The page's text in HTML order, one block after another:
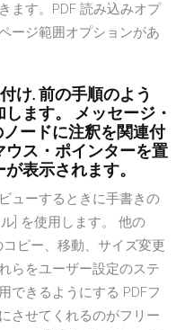
ます。PDF 読み込みオプ
ージ範囲オプションがあ
け. 前の手順のよう
ます。 メッセージ・
ードに注釈を関連付
ス・ポインターを置
表示されます。
ューするときに手書きの
] を使用します。 他の
ピー、移動、サイズ変更
らをユーザー設定のステ
できるようにする PDFフ
させてくれるのがフリー